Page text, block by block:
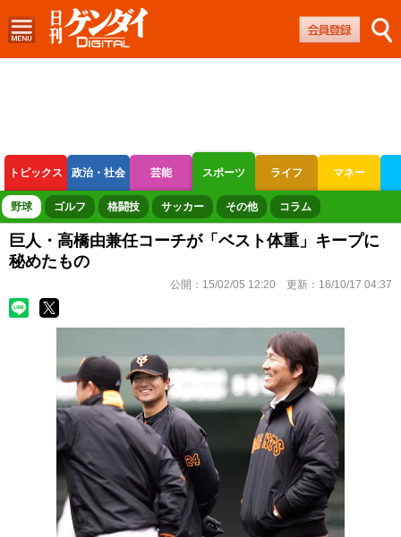
トピックス 政治・社会 芸能 スポーツ ライフ マネー
ボートレース 競輪 オートレース
野球 ゴルフ 格闘技 サッカー その他 コラム
巨人・高橋由兼任コーチが「ベスト体重」キープに
秘めたもの
公開： 15/02/05 12:20 更新： 16/10/17 04:37